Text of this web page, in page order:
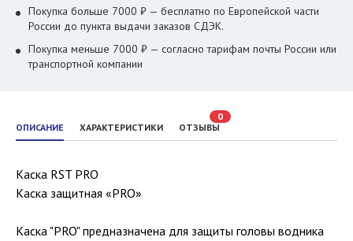
ОПИСАНИЕ ХАРАКТЕРИСТИКИ ОТЗЫВЫ
0
Каска RST PRO
Каска защитная «PRO»
Каска "PRO" предназначена для защиты головы водника
Покупка больше 7000 ₽ — бесплатно по Европейской части
России до пункта выдачи заказов СДЭК.
Покупка меньше 7000 ₽ — согласно тарифам почты России или
транспортной компании